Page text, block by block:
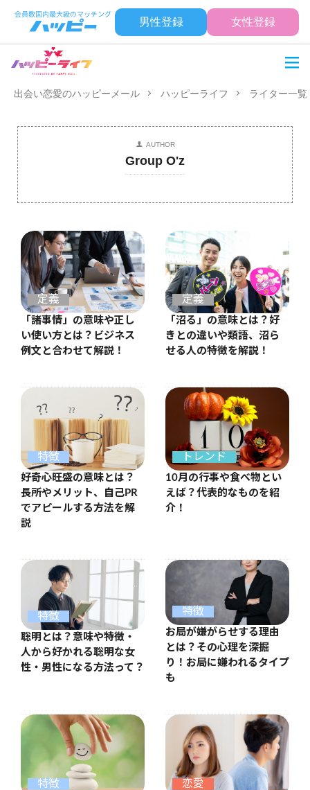
男性登録 女性登録
出会い恋愛のハッピーメール ハッピーライフ ライター一覧
AUTHOR
Group O'z
定義
「諸事情」の意味や正し
い使い方とは？ビジネス
例文と合わせて解説！
定義
「沼る」の意味とは？好
きとの違いや類語、沼ら
せる人の特徴を解説！
特徴
好奇心旺盛の意味とは？
長所やメリット、自己PR
でアピールする方法を解
説
トレンド
10月の行事や食べ物とい
えば？代表的なものを紹
介！
特徴
聡明とは？意味や特徴・
人から好かれる聡明な女
性・男性になる方法って？
特徴
お局が嫌がらせする理由
とは？その心理を深掘
り！お局に嫌われるタイプ
も
特徴 恋愛